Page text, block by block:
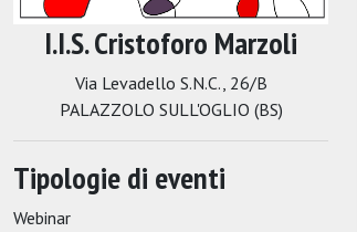
I.I.S. Cristoforo Marzoli
Via Levadello S.N.C., 26/B
PALAZZOLO SULL'OGLIO (BS)
Tipologie di eventi
Webinar